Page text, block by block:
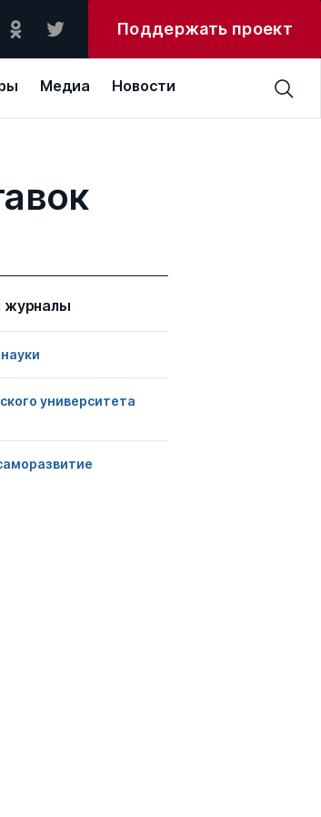
Поддержать проект
Медиа Новости
журналы
университета